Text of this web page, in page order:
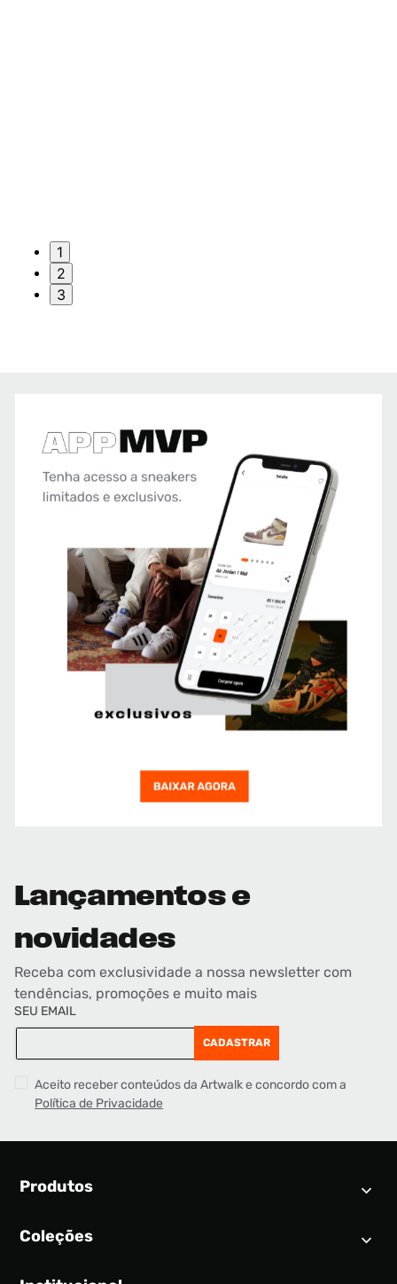
1
2
3
Lançamentos e
novidades
Receba com exclusividade a nossa newsletter com
tendências, promoções e muito mais
SEU EMAIL
CADASTRAR
Aceito receber conteúdos da Artwalk e concordo com a
Política de Privacidade
Produtos
Calendário SNEAKER
Coleções